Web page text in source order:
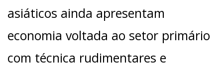
asiáticos ainda apresentam
economia voltada ao setor primário
com técnica rudimentares e